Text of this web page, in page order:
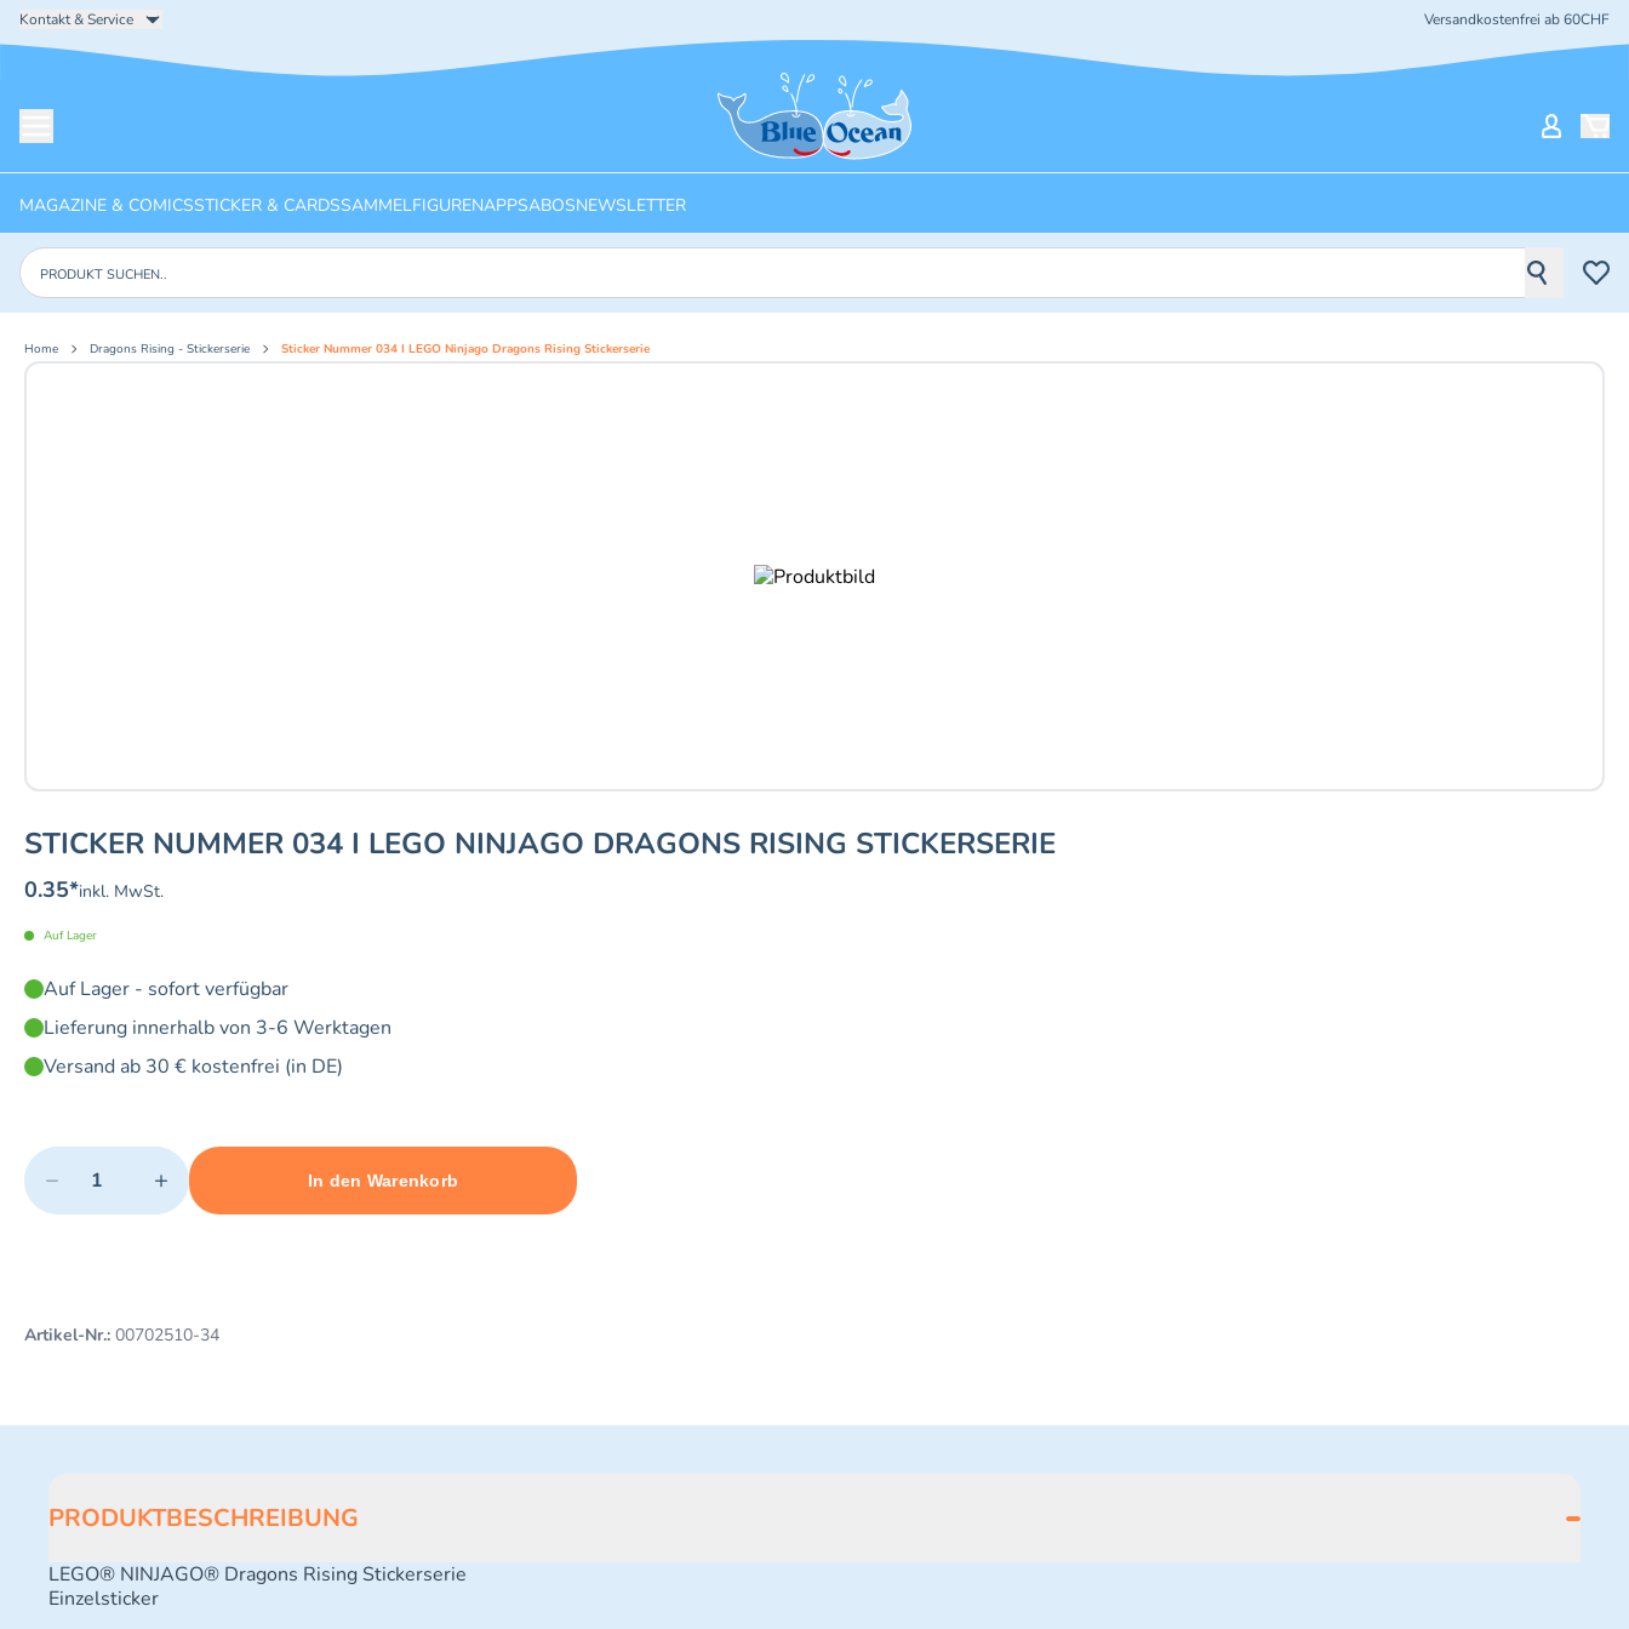
Kontakt & Service Versandkostenfrei ab 60CHF
Startseite
MAGAZINE & COMICSSTICKER & CARDSSAMMELFIGURENAPPSABOSNEWSLETTER
Produkte suchen
Home Dragons Rising - Stickerserie Sticker Nummer 034 I LEGO Ninjago Dragons Rising Stickerserie
STICKER NUMMER 034 I LEGO NINJAGO DRAGONS RISING STICKERSERIE
0.35*inkl. MwSt.
Auf Lager
Auf Lager - sofort verfügbar
Lieferung innerhalb von 3-6 Werktagen
Versand ab 30 € kostenfrei (in DE)
Quantity
− +
Minimum quantity: 1 Maximum quantity: 3
In den Warenkorb
Add 1 item to cart
Artikel-Nr.: 00702510-34
PRODUKTBESCHREIBUNG
LEGO® NINJAGO® Dragons Rising Stickerserie
Einzelsticker